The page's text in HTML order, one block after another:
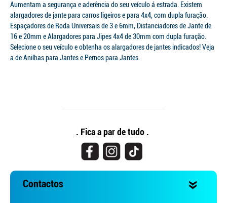
Aumentam a segurança e aderência do seu veículo á estrada. Existem
alargadores de jante para carros ligeiros e para 4x4, com dupla furação.
Espaçadores de Roda Universais de 3 e 6mm, Distanciadores de Jante de
16 e 20mm e Alargadores para Jipes 4x4 de 30mm com dupla furação.
Selecione o seu veículo e obtenha os alargadores de jantes indicados! Veja
a de Anilhas para Jantes e Pernos para Jantes.
. Fica a par de tudo .
Contactos